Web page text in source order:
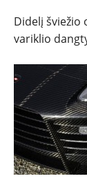
Didelį šviežio
variklio